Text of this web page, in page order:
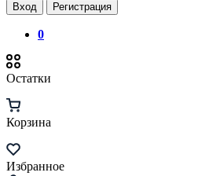
Вход Регистрация
0
Остатки
Корзина
Избранное